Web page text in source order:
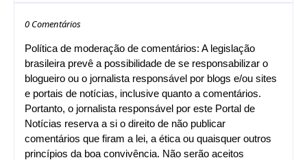
0 Comentários
Política de moderação de comentários: A legislação
brasileira prevê a possibilidade de se responsabilizar o
blogueiro ou o jornalista responsável por blogs e/ou sites
e portais de notícias, inclusive quanto a comentários.
Portanto, o jornalista responsável por este Portal de
Notícias reserva a si o direito de não publicar
comentários que firam a lei, a ética ou quaisquer outros
princípios da boa convivência. Não serão aceitos